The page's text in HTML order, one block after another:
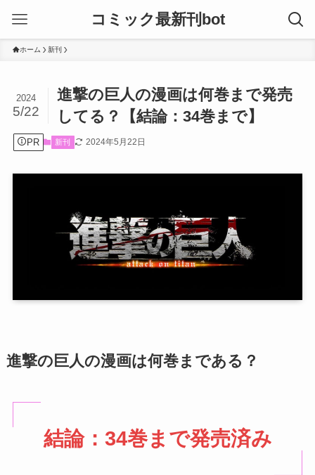
コミック最新刊bot
ホーム 新刊
進撃の巨人の漫画は何巻まで発売
してる？【結論：34巻まで】
2024
5/22
PR 新刊 2024年5月22日
進撃の巨人の漫画は何巻まである？
結論：34巻まで発売済み